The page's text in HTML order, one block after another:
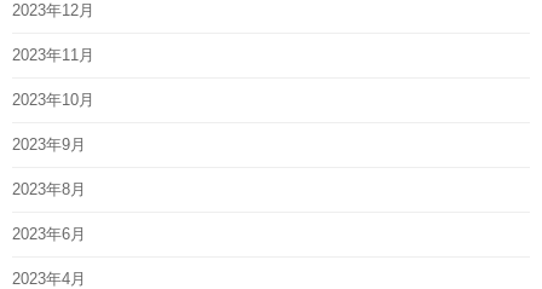
2023年12月
2023年11月
2023年10月
2023年9月
2023年8月
2023年6月
2023年4月